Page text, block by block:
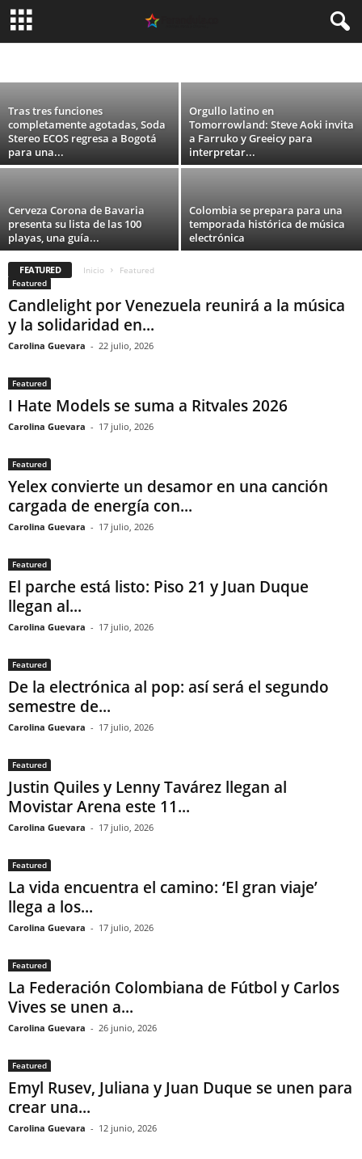
TECNOLOGIA
TELEVISION USA VIDEO
EDC Colombia revela la distribución oficial
por días de su primera edición
Tras tres funciones
completamente agotadas, Soda
Stereo ECOS regresa a Bogotá
para una...
Orgullo latino en
Tomorrowland: Steve Aoki invita
a Farruko y Greeicy para
interpretar...
Cerveza Corona de Bavaria
presenta su lista de las 100
playas, una guía...
Colombia se prepara para una
temporada histórica de música
electrónica
FEATURED Inicio
Featured
Featured
Candlelight por Venezuela reunirá a la música
y la solidaridad en...
Carolina Guevara - 22 julio, 2026
Featured
I Hate Models se suma a Ritvales 2026
Carolina Guevara - 17 julio, 2026
Featured
Yelex convierte un desamor en una canción
cargada de energía con...
Carolina Guevara - 17 julio, 2026
Featured
El parche está listo: Piso 21 y Juan Duque
llegan al...
Carolina Guevara - 17 julio, 2026
Featured
De la electrónica al pop: así será el segundo
semestre de...
Carolina Guevara - 17 julio, 2026
Featured
Justin Quiles y Lenny Tavárez llegan al
Movistar Arena este 11...
Carolina Guevara - 17 julio, 2026
Featured
La vida encuentra el camino: ‘El gran viaje’
llega a los...
Carolina Guevara - 17 julio, 2026
Featured
La Federación Colombiana de Fútbol y Carlos
Vives se unen a...
Carolina Guevara - 26 junio, 2026
Featured
Emyl Rusev, Juliana y Juan Duque se unen para
crear una...
Carolina Guevara - 12 junio, 2026